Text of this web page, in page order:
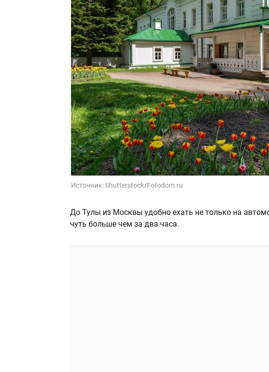
Источник:Shutterstock/Fotodom.ru
До Тулы из Москвы удобно ехать не только на
чуть больше чем за два часа.